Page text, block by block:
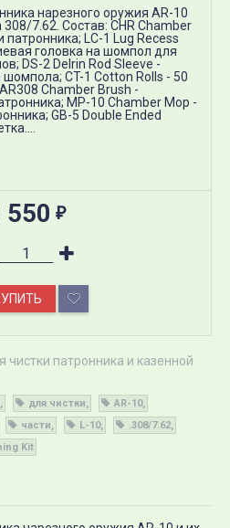
нарезного оружия AR-10
7.62. Состав: CHR Chamber
LC-1 Lug Recess
головка на шомпол для
DS-2 Delrin Rod Sleeve -
CT-1 Cotton Rolls - 50
Chamber Brush -
MP-10 Chamber Mop -
GB-5 Double Ended
550 ₽
чистки патронника и казенной
для чистки
AR-10
части L-10
.308/7.62
Kit